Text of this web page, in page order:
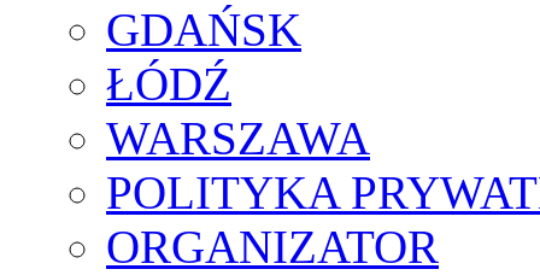
GDAŃSK
ŁÓDŹ
WARSZAWA
POLITYKA
ORGANIZATOR